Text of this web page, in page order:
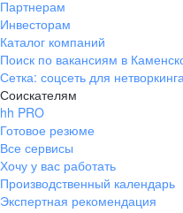
Партнерам
Инвесторам
Каталог компаний
Поиск по вакансиям в
Сетка: соцсеть для
Соискателям
hh PRO
Готовое резюме
Все сервисы
Хочу у вас работать
Производственный календарь
Экспертная рекомендация